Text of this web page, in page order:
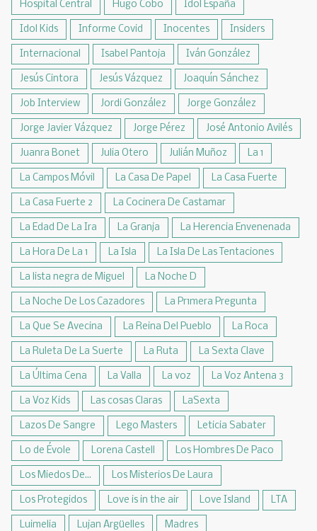
Hospital Central Hugo Cobo Idol España
Idol Kids Informe Covid Inocentes Insiders
Internacional Isabel Pantoja Iván González
Jesús Cintora Jesús Vázquez Joaquín Sánchez
Job Interview Jordi González Jorge González
Jorge Javier Vázquez Jorge Pérez José Antonio Avilés
Juanra Bonet Julia Otero Julián Muñoz La 1
La Campos Móvil La Casa De Papel La Casa Fuerte
La Casa Fuerte 2 La Cocinera De Castamar
La Edad De La Ira La Granja La Herencia Envenenada
La Hora De La 1 La Isla La Isla De Las Tentaciones
La lista negra de Miguel La Noche D
La Noche De Los Cazadores La Pr1mera Pregunta
La Que Se Avecina La Reina Del Pueblo La Roca
La Ruleta De La Suerte La Ruta La Sexta Clave
La Última Cena La Valla La voz La Voz Antena 3
La Voz Kids Las cosas Claras LaSexta
Lazos De Sangre Lego Masters Leticia Sabater
Lo de Évole Lorena Castell Los Hombres De Paco
Los Miedos De... Los Misterios De Laura
Los Protegidos Love is in the air Love Island LTA
Luimelia Lujan Argüelles Madres